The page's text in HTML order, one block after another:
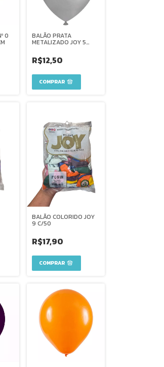
0 BALÃO PRATA
METALIZADO JOY 5
R$12,50
BALÃO COLORIDO JOY
9 C/50
R$17,90